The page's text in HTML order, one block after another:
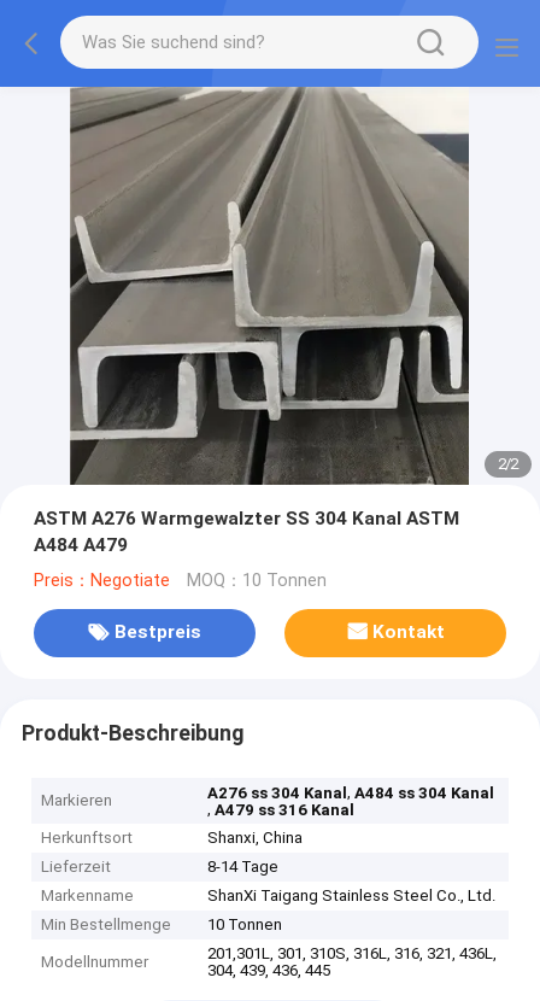
2/2
ASTM A276 Warmgewalzter SS 304 Kanal ASTM
A484 A479
Preis：Negotiate MOQ：10 Tonnen
Bestpreis Kontakt
Produkt-Beschreibung
Markieren A276 ss 304 Kanal,A484 ss 304 Kanal
,A479 ss 316 Kanal
Herkunftsort
Shanxi, China
Lieferzeit
8-14 Tage
Markenname
ShanXi Taigang Stainless Steel Co., Ltd.
Min Bestellmenge
10 Tonnen
Modellnummer
201,301L, 301, 310S, 316L, 316, 321, 436L,
304, 439, 436, 445